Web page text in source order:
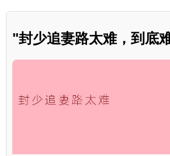
"封少追妻路太难，到底